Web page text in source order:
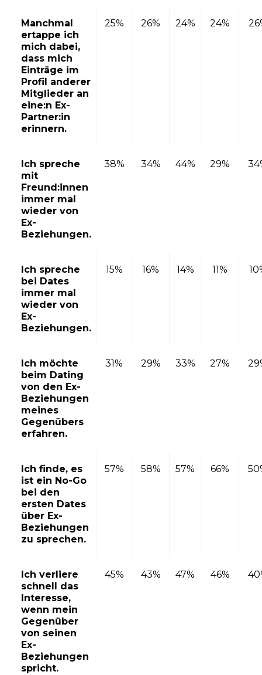
Manchmal
ertappe ich
mich dabei,
dass mich
Einträge im
Profil anderer
Mitglieder an
eine:n Ex-
Partner:in
erinnern.
25% 26% 24% 24%
Ich spreche
mit
Freund:innen
immer mal
wieder von
Ex-
Beziehungen.
38% 34% 44% 29%
Ich spreche
bei Dates
immer mal
wieder von
Ex-
Beziehungen.
15% 16% 14% 11%
Ich möchte
beim Dating
von den Ex-
Beziehungen
meines
Gegenübers
erfahren.
31% 29% 33% 27%
Ich finde, es
ist ein No-Go
bei den
ersten Dates
über Ex-
Beziehungen
zu sprechen.
57% 58% 57% 66%
Ich verliere
schnell das
Interesse,
wenn mein
Gegenüber
von seinen
Ex-
Beziehungen
spricht.
45% 43% 47% 46%